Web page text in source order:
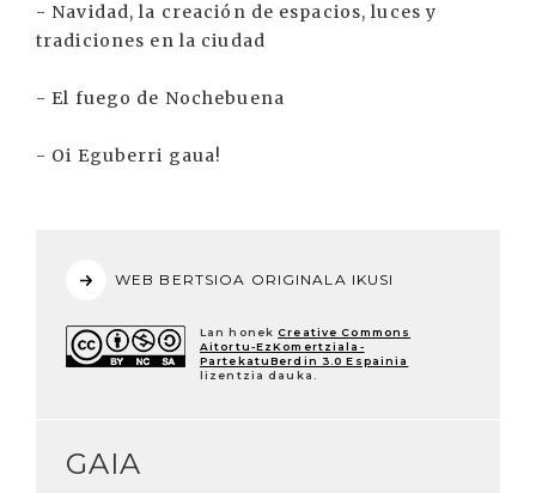
- Navidad, la creación de espacios, luces y
tradiciones en la ciudad
- El fuego de Nochebuena
- Oi Eguberri gaua!
WEB BERTSIOA ORIGINALA IKUSI
Lan honek Creative Commons
Aitortu-EzKomertziala-
PartekatuBerdin 3.0 Espainia
lizentzia dauka.
GAIA